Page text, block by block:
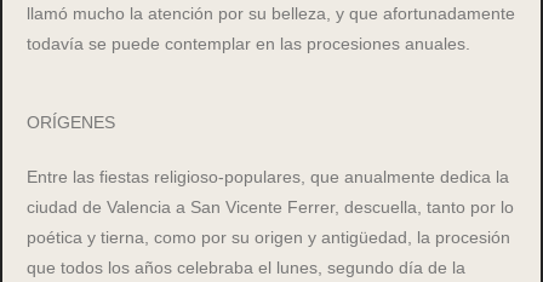
llamó mucho la atención por su belleza, y que afortunadamente
todavía se puede contemplar en las procesiones anuales.
ORÍGENES
Entre las fiestas religioso-populares, que anualmente dedica la
ciudad de Valencia a San Vicente Ferrer, descuella, tanto por lo
poética y tierna, como por su origen y antigüedad, la procesión
que todos los años celebraba el lunes, segundo día de la